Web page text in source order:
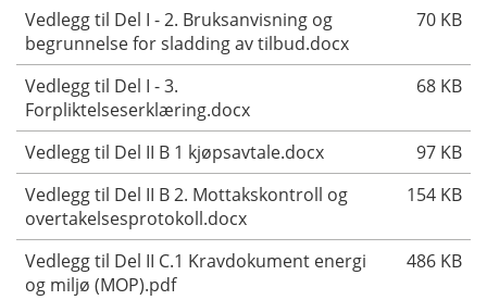
Vedlegg til Del I - 2. Bruksanvisning og
begrunnelse for sladding av tilbud.docx
70 KB
Vedlegg til Del I - 3.
Forpliktelseserklæring.docx
68 KB
Vedlegg til Del II B 1 kjøpsavtale.docx
97 KB
Vedlegg til Del II B 2. Mottakskontroll og
overtakelsesprotokoll.docx
154 KB
Vedlegg til Del II C.1 Kravdokument energi
og miljø (MOP).pdf
486 KB